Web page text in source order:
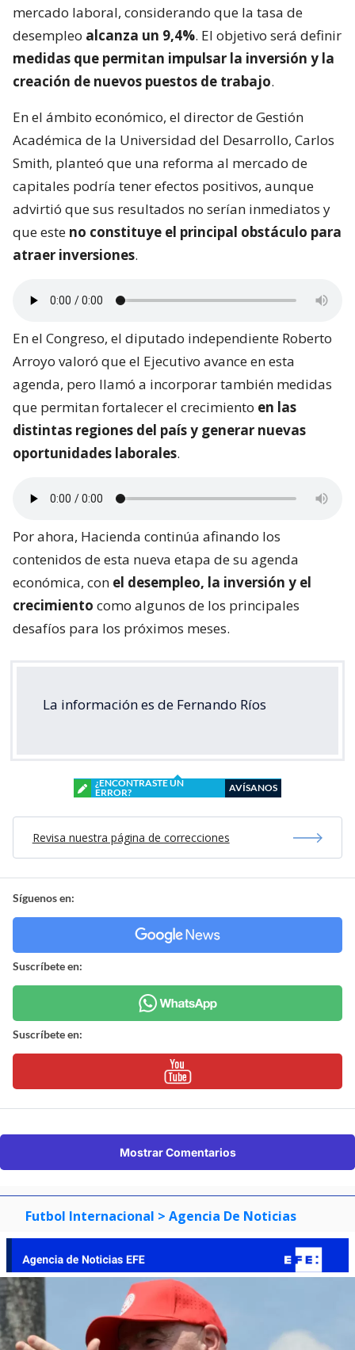
mercado laboral, considerando que la tasa de
desempleo alcanza un 9,4%. El objetivo será definir
medidas que permitan impulsar la inversión y la
creación de nuevos puestos de trabajo.
En el ámbito económico, el director de Gestión
Académica de la Universidad del Desarrollo, Carlos
Smith, planteó que una reforma al mercado de
capitales podría tener efectos positivos, aunque
advirtió que sus resultados no serían inmediatos y
que este no constituye el principal obstáculo para
atraer inversiones.
En el Congreso, el diputado independiente Roberto
Arroyo valoró que el Ejecutivo avance en esta
agenda, pero llamó a incorporar también medidas
que permitan fortalecer el crecimiento en las
distintas regiones del país y generar nuevas
oportunidades laborales.
Por ahora, Hacienda continúa afinando los
contenidos de esta nueva etapa de su agenda
económica, con el desempleo, la inversión y el
crecimiento como algunos de los principales
desafíos para los próximos meses.
La información es de Fernando Ríos
¿ENCONTRASTE UN
ERROR?
AVÍSANOS
Revisa nuestra página de correcciones
Síguenos en:
Suscríbete en:
Suscríbete en:
Mostrar Comentarios
Futbol Internacional > Agencia De Noticias